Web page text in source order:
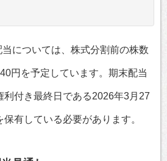
については、株式分割前の株数
円を予定しています。期末配当
利付き最終日である2026年3月27
有している必要があります。